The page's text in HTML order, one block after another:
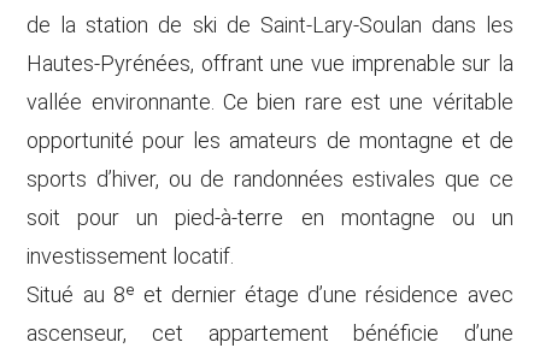
de la station de ski de Saint-Lary-Soulan dans les
Hautes-Pyrénées, offrant une vue imprenable sur la
vallée environnante. Ce bien rare est une véritable
opportunité pour les amateurs de montagne et de
sports d’hiver, ou de randonnées estivales que ce
soit pour un pied-à-terre en montagne ou un
investissement locatif.
Situé au 8ᵉ et dernier étage d’une résidence avec
ascenseur, cet appartement bénéficie d’une